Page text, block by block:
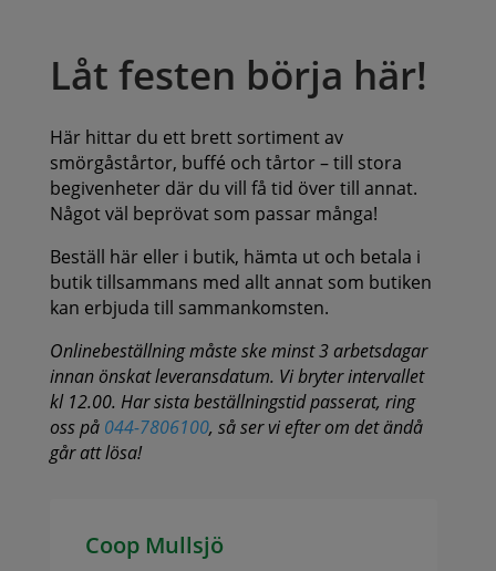
Låt festen börja här!
Här hittar du ett brett sortiment av
smörgåstårtor, buffé och tårtor – till stora
begivenheter där du vill få tid över till annat.
Något väl beprövat som passar många!
Beställ här eller i butik, hämta ut och betala i
butik tillsammans med allt annat som butiken
kan erbjuda till sammankomsten.
Onlinebeställning måste ske minst 3 arbetsdagar
innan önskat leveransdatum. Vi bryter intervallet
kl 12.00. Har sista beställningstid passerat, ring
oss på 044-7806100, så ser vi efter om det ändå
går att lösa!
Coop Mullsjö